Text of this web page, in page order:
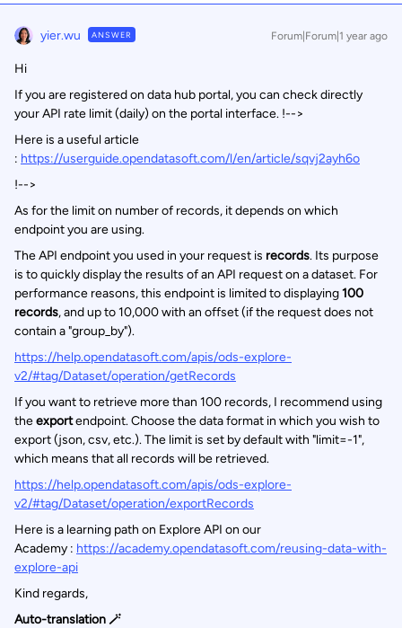
yier.wu ANSWER Forum|Forum|1 year ago
Hi
If you are registered on data hub portal, you can check directly
your API rate limit (daily) on the portal interface. !-->
Here is a useful article
: https://userguide.opendatasoft.com/l/en/article/sqvj2ayh6o
!-->
As for the limit on number of records, it depends on which
endpoint you are using.
The API endpoint you used in your request is records. Its purpose
is to quickly display the results of an API request on a dataset. For
performance reasons, this endpoint is limited to displaying100
records, and up to 10,000 with an offset (if the request does not
contain a "group_by").
https://help.opendatasoft.com/apis/ods-explore-
v2/#tag/Dataset/operation/getRecords
If you want to retrieve more than 100 records, I recommend using
theexportendpoint. Choose the data format in which you wish to
export (json, csv, etc.). The limit is set by default with "limit=-1",
which means that all records will be retrieved.
https://help.opendatasoft.com/apis/ods-explore-
v2/#tag/Dataset/operation/exportRecords
Here is a learning path on Explore API on our
Academy : https://academy.opendatasoft.com/reusing-data-with-
explore-api
Kind regards,
Auto-translation 🪄